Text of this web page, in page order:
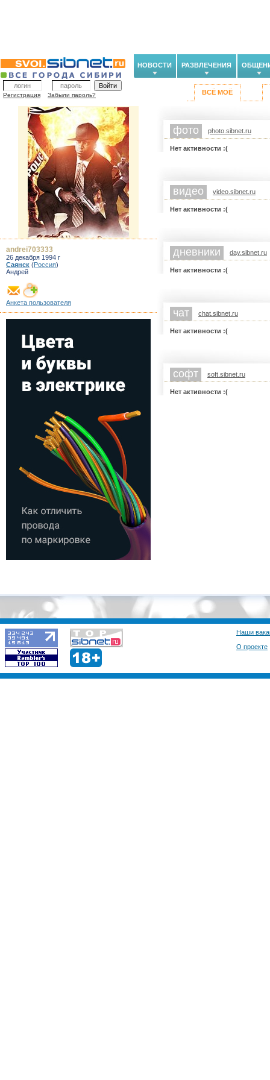
НОВОСТИ РАЗВЛЕЧЕНИЯ
Регистрация Забыли пароль? ВСЁ МОЁ
фото photo.sibnet.ru
Нет активности :(
видео video.sibnet.ru
Нет активности :(
дневники day.sibnet.ru
Нет активности :(
чат chat.sibnet.ru
Нет активности :(
софт soft.sibnet.ru
Нет активности :(
andrei703333
26 декабря 1994 г
Саянск (Россия)
Андрей
Анкета пользователя
Наши
О проекте